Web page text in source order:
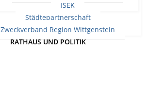
ISEK
Städtepartnerschaft
Zweckverband Region Wittgenstein
RATHAUS UND POLITIK